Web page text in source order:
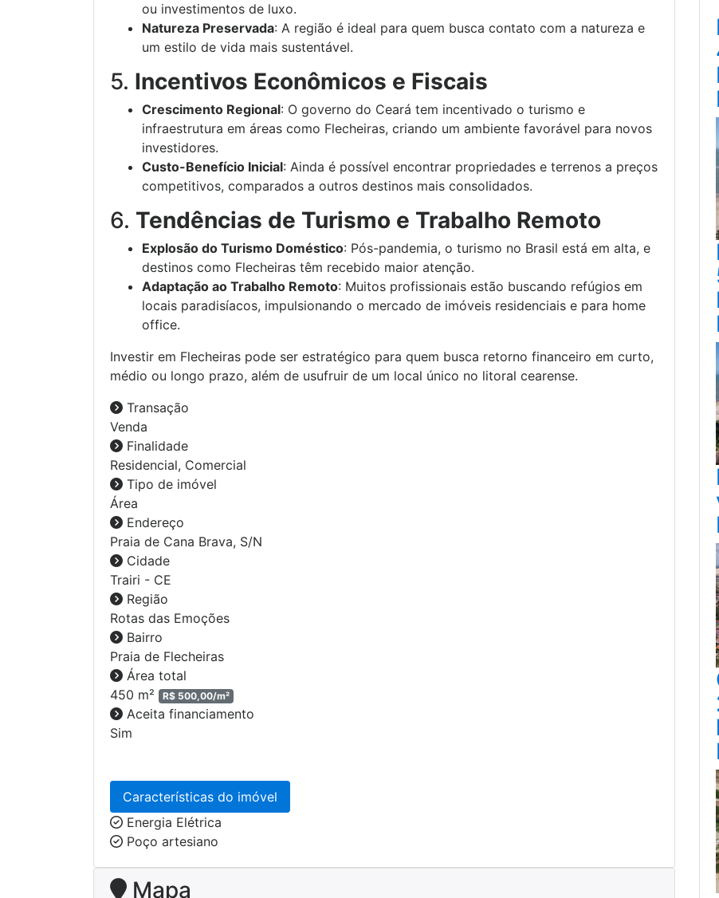
ou investimentos de luxo.
Natureza Preservada: A região é ideal para quem busca contato com a natureza e
um estilo de vida mais sustentável.
5. Incentivos Econômicos e Fiscais
Crescimento Regional: O governo do Ceará tem incentivado o turismo e
infraestrutura em áreas como Flecheiras, criando um ambiente favorável para novos
investidores.
Custo-Benefício Inicial: Ainda é possível encontrar propriedades e terrenos a preços
competitivos, comparados a outros destinos mais consolidados.
6. Tendências de Turismo e Trabalho Remoto
Explosão do Turismo Doméstico: Pós-pandemia, o turismo no Brasil está em alta, e
destinos como Flecheiras têm recebido maior atenção.
Adaptação ao Trabalho Remoto: Muitos profissionais estão buscando refúgios em
locais paradisíacos, impulsionando o mercado de imóveis residenciais e para home
office.
Investir em Flecheiras pode ser estratégico para quem busca retorno financeiro em curto,
médio ou longo prazo, além de usufruir de um local único no litoral cearense.
Transação
Venda
Finalidade
Residencial, Comercial
Tipo de imóvel
Área
Endereço
Praia de Cana Brava, S/N
Cidade
Trairi - CE
Região
Rotas das Emoções
Bairro
Praia de Flecheiras
Área total
450 m²
R$ 500,00/m²
Aceita financiamento
Sim
Características do imóvel
Energia Elétrica
Poço artesiano
Mapa